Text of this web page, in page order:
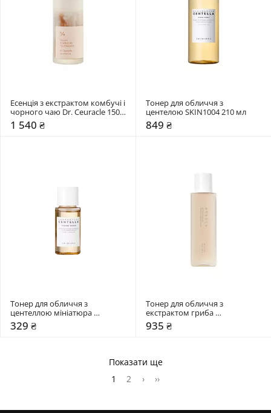
Есенція з екстрактом комбучі і
чорного чаю Dr. Ceuracle 150
мл
1 540 ₴
Тонер для обличчя з
центелою SKIN1004 210 мл
849 ₴
Тонер для обличчя з
центеллою мініатюра
SKIN1004 30 мл
329 ₴
Тонер для обличчя з
екстрактом гриба
Альбатрелус Needly 145 мл
935 ₴
Показати ще
1
2 › ››